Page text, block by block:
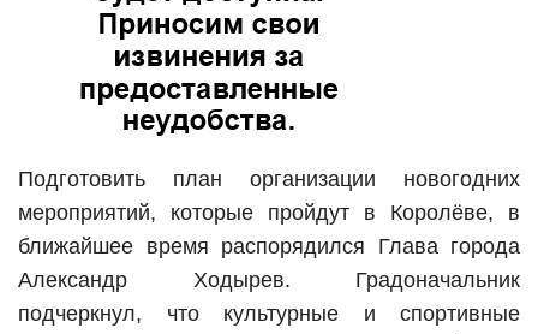
Подготовить план организации новогодних
мероприятий, которые пройдут в Королёве, в
ближайшее время распорядился Глава города
Александр Ходырев. Градоначальник
подчеркнул, что культурные и спортивные